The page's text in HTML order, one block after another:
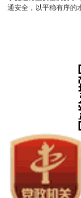
通安全，以平稳有序的